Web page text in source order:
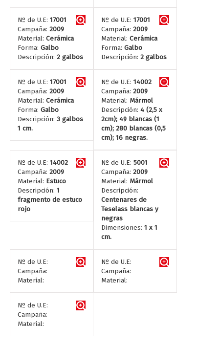
Nº de U.E: 17001
Campaña: 2009
Material: Cerámica
Forma: Galbo
Descripción: 2 galbos
Nº de U.E: 17001
Campaña: 2009
Material: Cerámica
Forma: Galbo
Descripción: 2 galbos
Nº de U.E: 17001
Campaña: 2009
Material: Cerámica
Forma: Galbo
Descripción: 3 galbos
1 cm.
Nº de U.E: 14002
Campaña: 2009
Material: Mármol
Descripción: 4 (2,5 x
2cm); 49 blancas (1
cm); 280 blancas (0,5
cm); 16 negras.
Nº de U.E: 14002
Campaña: 2009
Material: Estuco
Descripción: 1
fragmento de estuco
rojo
Nº de U.E: 5001
Campaña: 2009
Material: Mármol
Descripción:
Centenares de
Teselass blancas y
negras
Dimensiones: 1 x 1
cm.
Nº de U.E:
Campaña:
Material:
Nº de U.E:
Campaña:
Material:
Nº de U.E:
Campaña:
Material: